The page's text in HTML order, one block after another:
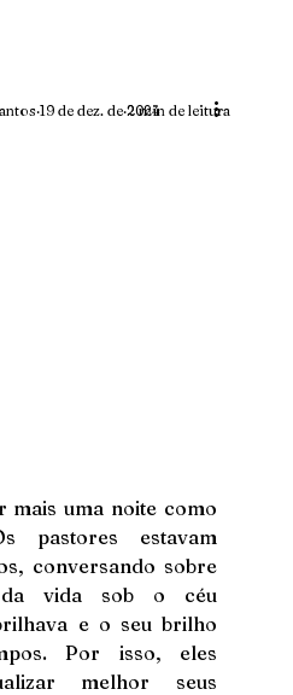
19 de dez. de 20242 min de leitura
mais uma noite como
pastores estavam
conversando sobre
da vida sob o céu
e o seu brilho
Por isso, eles
melhor seus